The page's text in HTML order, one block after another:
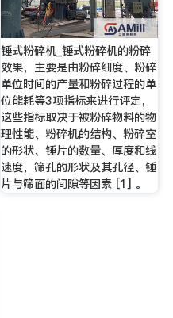
锤式粉碎机_锤式粉碎机的粉碎
效果，主要是由粉碎细度、粉碎
单位时间的产量和粉碎过程的单
位能耗等3项指标来进行评定，
这些指标取决于被粉碎物料的物
理性能、粉碎机的结构、粉碎室
的形状、锤片的数量、厚度和线
速度，筛孔的形状及其孔径、锤
片与筛面的间隙等因素 [1] 。